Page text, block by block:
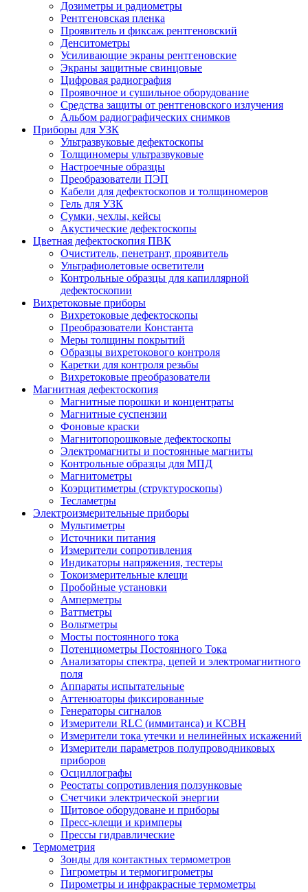
Дозиметры и радиометры
Рентгеновская пленка
Проявитель и фиксаж рентгеновский
Денситометры
Усиливающие экраны рентгеновские
Экраны защитные свинцовые
Цифровая радиография
Проявочное и сушильное оборудование
Средства защиты от рентгеновского излучения
Альбом радиографических снимков
Приборы для УЗК
Ультразвуковые дефектоскопы
Толщиномеры ультразвуковые
Настроечные образцы
Преобразователи ПЭП
Кабели для дефектоскопов и толщиномеров
Гель для УЗК
Сумки, чехлы, кейсы
Акустические дефектоскопы
Цветная дефектоскопия ПВК
Очиститель, пенетрант, проявитель
Ультрафиолетовые осветители
Контрольные образцы для капиллярной
дефектоскопии
Вихретоковые приборы
Вихретоковые дефектоскопы
Преобразователи Константа
Меры толщины покрытий
Образцы вихретокового контроля
Каретки для контроля резьбы
Вихретоковые преобразователи
Магнитная дефектоскопия
Магнитные порошки и концентраты
Магнитные суспензии
Фоновые краски
Магнитопорошковые дефектоскопы
Электромагниты и постоянные магниты
Контрольные образцы для МПД
Магнитометры
Коэрцитиметры (структуроскопы)
Тесламетры
Электроизмерительные приборы
Мультиметры
Источники питания
Измерители сопротивления
Индикаторы напряжения, тестеры
Токоизмерительные клещи
Пробойные установки
Амперметры
Ваттметры
Вольтметры
Мосты постоянного тока
Потенциометры Постоянного Тока
Анализаторы спектра, цепей и электромагнитного
поля
Аппараты испытательные
Аттенюаторы фиксированные
Генераторы сигналов
Измерители RLC (иммитанса) и КСВН
Измерители тока утечки и нелинейных искажений
Измерители параметров полупроводниковых
приборов
Осциллографы
Реостаты сопротивления ползунковые
Счетчики электрической энергии
Щитовое оборудоване и приборы
Пресс-клещи и кримперы
Прессы гидравлические
Термометрия
Зонды для контактных термометров
Гигрометры и термогигрометры
Пирометры и инфракрасные термометры